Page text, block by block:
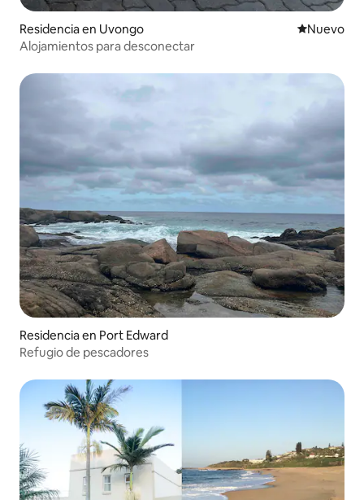
Residencia en Uvongo Nuevo
Nuevo
Alojamientos para desconectar
Residencia en Port Edward
Refugio de pescadores